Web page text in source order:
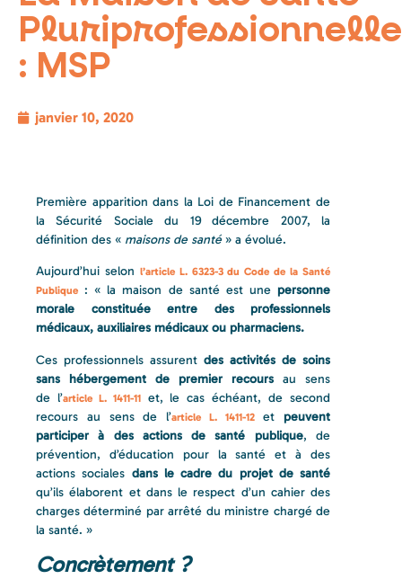
Pluriprofessionnelle
: MSP
janvier 10, 2020
Première apparition dans la Loi de Financement de
la Sécurité Sociale du 19 décembre 2007, la
définition des « maisons de santé» a évolué.
Aujourd’hui selon l’article L. 6323-3 du Code de la Santé
Publique : « la maison de santé est une personne
morale constituée entre des professionnels
médicaux, auxiliaires médicaux ou pharmaciens.
Ces professionnels assurent des activités de soins
sans hébergement de premier recours au sens
de l’article L. 1411-11et, le cas échéant, de second
recours au sens de l’article L. 1411-12et peuvent
participer à des actions de santé publique, de
prévention, d’éducation pour la santé et à des
actions sociales dans le cadre du projet de santé
qu’ils élaborent et dans le respect d’un cahier des
charges déterminé par arrêté du ministre chargé de
la santé. »
Concrètement ?